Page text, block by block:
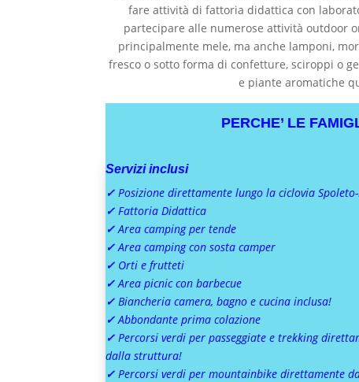
fare attività di fattoria didattica con
partecipare alle numerose attività outdoor
principalmente mele, ma anche lamponi,
fresco o sotto forma di confetture, sciroppi o
e piante aromatiche
PERCHE’ LE
Servizi inclusi
✓ Posizione direttamente lungo la ciclovia
✓Fattoria Didattica
✓Area camping per tende
✓Area camping con sosta camper
✓ Orti e frutteti
✓Area picnic con barbecue
✓Biancheria camera, bagno e cucina inclusa!
✓Abbondante prima colazione
✓Percorsi verdi per passeggiate e trekking
dalla struttura!
✓Percorsi verdi per mountainbike direttamente